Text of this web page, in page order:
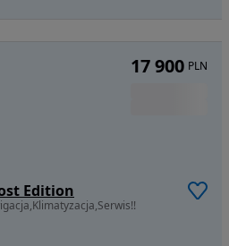
Edition
17 900 PLN